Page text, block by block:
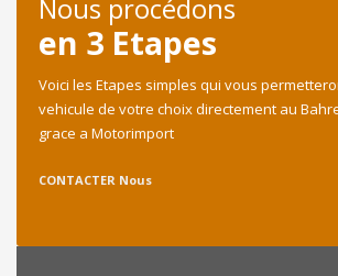
Nous procédons
en 3 Etapes
Voici les Etapes simples qui vous
vehicule de votre choix directement au
grace a Motorimport
CONTACTER Nous